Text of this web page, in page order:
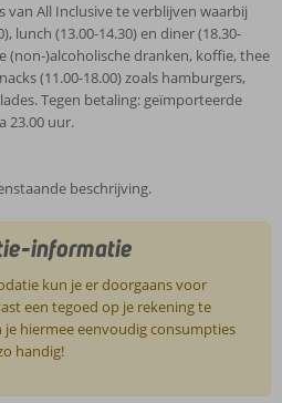
van All Inclusive te verblijven waarbij
lunch (13.00-14.30) en diner (18.30-
(non-)alcoholische dranken, koffie, thee
(11.00-18.00) zoals hamburgers,
Tegen betaling: geïmporteerde
23.00 uur.
beschrijving.
informatie
kun je er doorgaans voor
een tegoed op je rekening te
hiermee eenvoudig consumpties
handig!